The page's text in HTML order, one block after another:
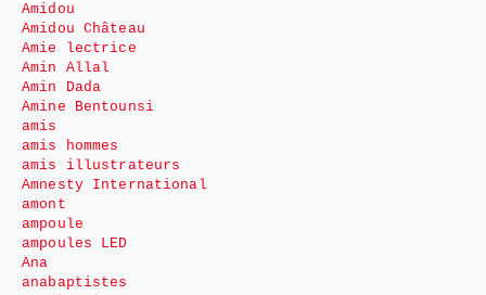
Amidou
Amidou Château
Amie lectrice
Amin Allal
Amin Dada
Amine Bentounsi
amis
amis hommes
amis illustrateurs
Amnesty International
amont
ampoule
ampoules LED
Ana
anabaptistes